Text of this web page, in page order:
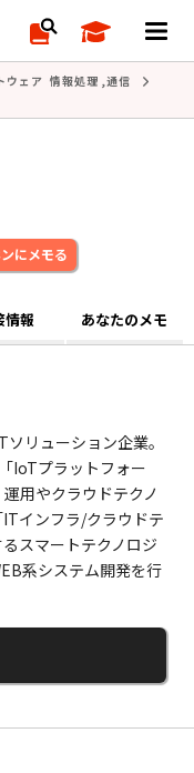
ウェア 情報処理 ,通信
にメモる
情報 あなたのメモ
リューション企業。
IoTプラットフォー
用やクラウドテクノ
インフラ/クラウドテ
スマートテクノロジ
系システム開発を行